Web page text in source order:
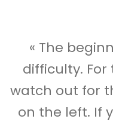
« The
difficulty. For
watch out for
on the left. If